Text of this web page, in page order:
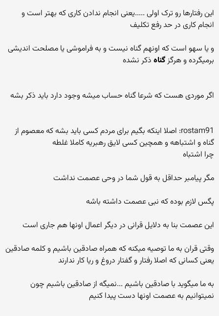
این رفتارها رو ترک اولی .....یعنی انجام ندادن کاری که بهتر است و
انجام کاری در حد رفع تکلیف
و یا سهو است که اونهم گناه نیست و به فراموشی یا مصلحت اندیشی
برمیگرده و هرگزگناه ذکر نشده
اگر موردی هست که شرعا گناه حساب میشه وجود دارد باید ذکر بشه
rostam91: اصلا اینکه بگیم برای مردم کسی باید بشه که معصوم از
گناه و اشتباهه و همچین کسی لایق رهبریه کاملا غلطه
چرا اشتباه
مگر پیامبر حداقل به قول شما در وحی عصمت نداشت
پگس لازم بوده که نبی عصمت داشته باشه
این عصمت بنا به دلایل قرانی در دیگر اعمال اونها هم جاری است
وقتی قران به ما توصیه میکنه که همراه صادقین باشیم و کلمه صادقین
یعنی کسانی که اصلا رفتار و گفتار دروغ و ریا کار ندارند
به ما میگوید با صادقین باشیم ...نمیگه از صادقین باشیم چون
نمیتوانیم به عصمت اونها دست پیدا کنیم